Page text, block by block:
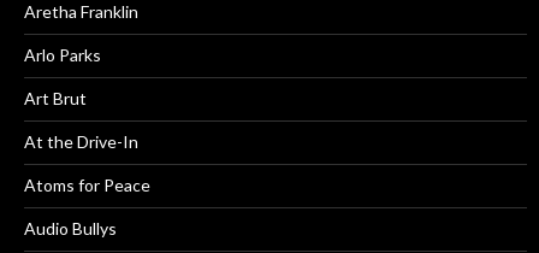
Aretha Franklin
Arlo Parks
Art Brut
At the Drive-In
Atoms for Peace
Audio Bullys